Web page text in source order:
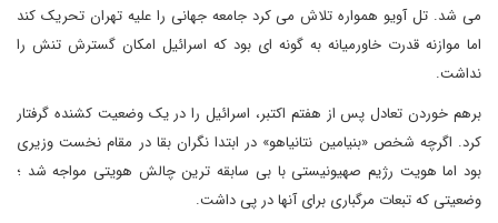
می شد. تل آویو همواره تلاش می کرد جامعه جهانی را علیه تهران تحریک کند
اما موازنه قدرت خاورمیانه به گونه ای بود که اسرائیل امکان گسترش تنش را
نداشت.
برهم خوردن تعادل پس از هفتم اکتبر، اسرائیل را در یک وضعیت کشنده گرفتار
کرد. اگرچه شخص «بنیامین نتانیاهو» در ابتدا نگران بقا در مقام نخست وزیری
بود اما هویت رژیم صهیونیستی با بی سابقه ترین چالش هویتی مواجه شد ؛
وضعیتی که تبعات مرگباری برای آنها در پی داشت.